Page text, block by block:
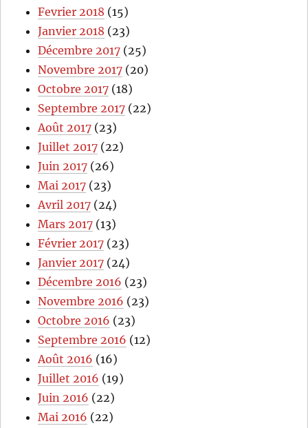
Fevrier 2018 (15)
Janvier 2018 (23)
Décembre 2017 (25)
Novembre 2017 (20)
Octobre 2017 (18)
Septembre 2017 (22)
Août 2017 (23)
Juillet 2017 (22)
Juin 2017 (26)
Mai 2017 (23)
Avril 2017 (24)
Mars 2017 (13)
Février 2017 (23)
Janvier 2017 (24)
Décembre 2016 (23)
Novembre 2016 (23)
Octobre 2016 (23)
Septembre 2016 (12)
Août 2016 (16)
Juillet 2016 (19)
Juin 2016 (22)
Mai 2016 (22)